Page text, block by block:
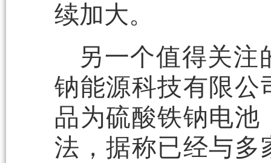
续加大。
另一个值得关
钠能源科技有限公
品为硫酸铁钠电
法，据称已经与多